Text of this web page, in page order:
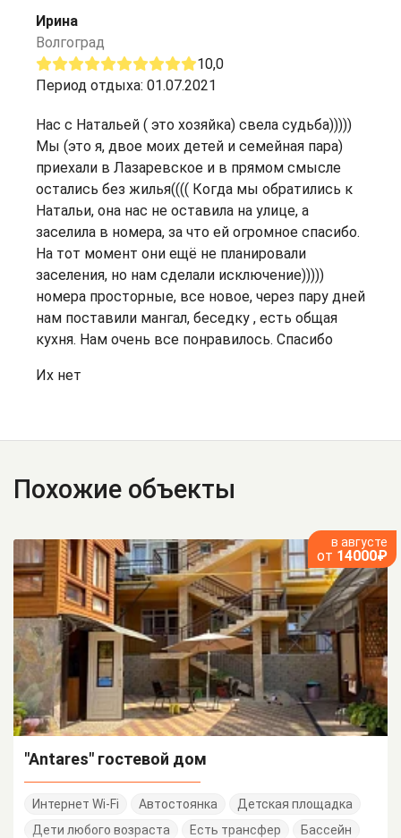
Ирина
Волгоград
10,0
Период отдыха: 01.07.2021
Нас с Натальей ( это хозяйка) свела судьба)))))
Мы (это я, двое моих детей и семейная пара)
приехали в Лазаревское и в прямом смысле
остались без жилья(((( Когда мы обратились к
Натальи, она нас не оставила на улице, а
заселила в номера, за что ей огромное спасибо.
На тот момент они ещё не планировали
заселения, но нам сделали исключение)))))
номера просторные, все новое, через пару дней
нам поставили мангал, беседку , есть общая
кухня. Нам очень все понравилось. Спасибо
Их нет
Похожие объекты
в августе
от 14000₽
"Antares" гостевой дом
Интернет Wi-Fi Автостоянка
Детская площадка
Дети любого возраста
Есть трансфер Бассейн